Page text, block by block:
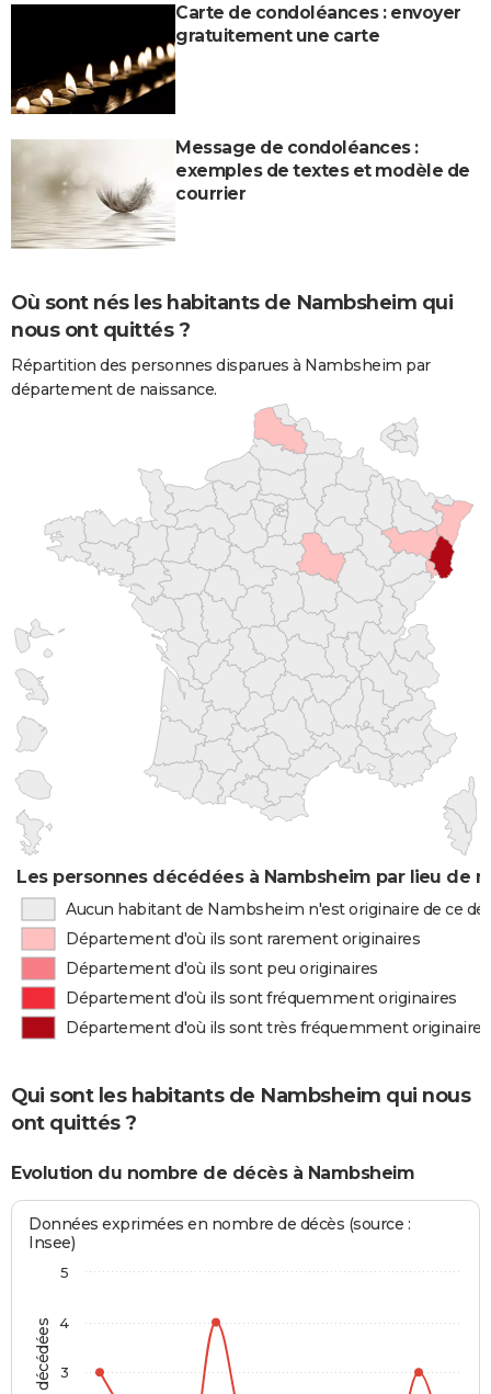
Carte de condoléances : envoyer
gratuitement une carte
Message de condoléances :
exemples de textes et modèle de
courrier
Où sont nés les habitants de Nambsheim qui
nous ont quittés ?
Répartition des personnes disparues à Nambsheim par
département de naissance.
Les personnes décédées à Nambsheim par lieu de
Aucun habitant de Nambsheim n'est originaire de ce
Département d'où ils sont rarement originaires
Département d'où ils sont peu originaires
Département d'où ils sont fréquemment originaires
Département d'où ils sont très fréquemment originaires
Qui sont les habitants de Nambsheim qui nous
ont quittés ?
Evolution du nombre de décès à Nambsheim
Données exprimées en nombre de décès (source :
Insee)
3
4
5